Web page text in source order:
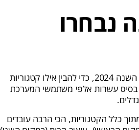
נבחרו
חובבות הנתונים, התפקדו! החלטנו לבחון את הדאטה שלנו מראש השנה 2024, כדי להבין אילו קטגוריות
בסיס עשרות אלפי משתמשי המערכת
כלל הקטגוריות, הכי הרבה עובדים